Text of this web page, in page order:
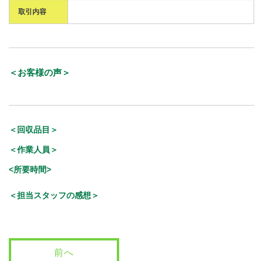
取引内容
＜お客様の声＞
＜回収品目＞
＜作業人員＞
<所要時間>
＜担当スタッフの感想＞
前へ